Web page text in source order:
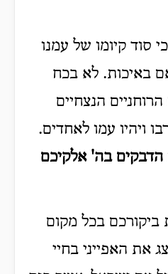
סוד קיומו של עמנו
באיכות. לא בכח
הנצחיים
ויהיו עמו לאחדים.
הדבקים בה' אלקיכם
ביקורכם בכל מקום
את האפייני בחיי